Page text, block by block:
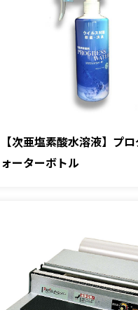
【次亜塩素酸水溶液】プ
ォーターボトル